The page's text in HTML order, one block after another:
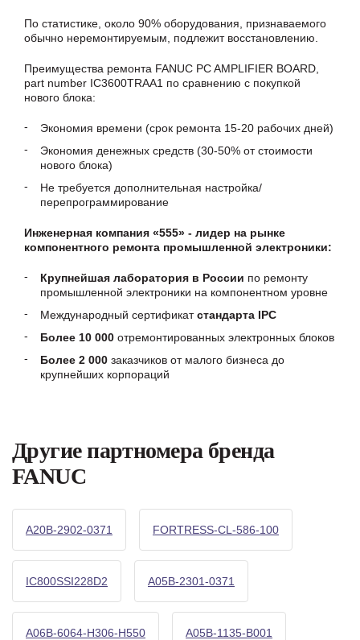
По статистике, около 90% оборудования, признаваемого
обычно неремонтируемым, подлежит восстановлению.
Преимущества ремонта FANUC PC AMPLIFIER BOARD,
part number IC3600TRAA1 по сравнению с покупкой
нового блока:
Экономия времени (срок ремонта 15-20 рабочих дней)
Экономия денежных средств (30-50% от стоимости
нового блока)
Не требуется дополнительная настройка/
перепрограммирование
Инженерная компания «555» - лидер на рынке
компонентного ремонта промышленной электроники:
Крупнейшая лаборатория в России по ремонту
промышленной электроники на компонентном уровне
Международный сертификатстандарта IPC
Более 10 000 отремонтированных электронных блоков
Более 2 000 заказчиков от малого бизнеса до
крупнейших корпораций
Другие партномера бренда
FANUC
A20B-2902-0371 FORTRESS-CL-586-100
IC800SSI228D2 A05B-2301-0371
A06B-6064-H306-H550 A05B-1135-B001